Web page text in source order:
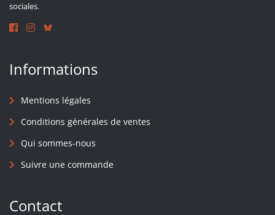
sociales.
Informations
Mentions légales
Conditions générales de ventes
Qui sommes-nous
Suivre une commande
Contact